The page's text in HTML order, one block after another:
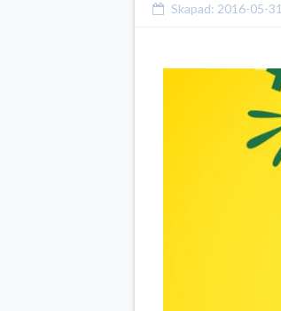
Skapad: 2016-05-31